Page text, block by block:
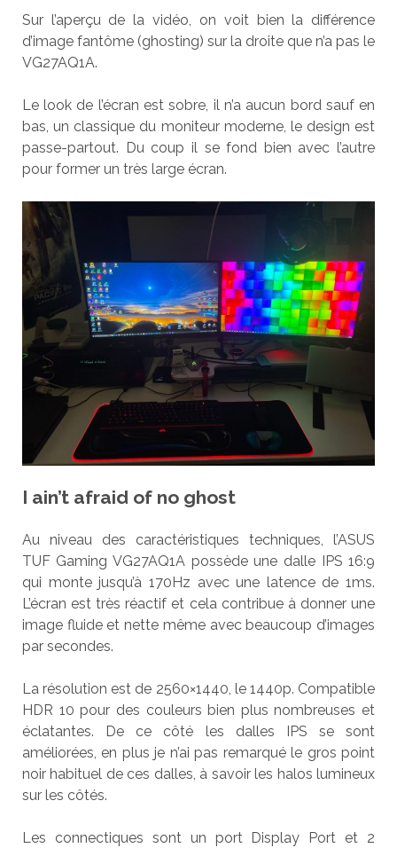
Sur l’aperçu de la vidéo, on voit bien la différence
d’image fantôme (ghosting) sur la droite que n’a pas le
VG27AQ1A.
Le look de l’écran est sobre, il n’a aucun bord sauf en
bas, un classique du moniteur moderne, le design est
passe-partout. Du coup il se fond bien avec l’autre
pour former un très large écran.
I ain’t afraid of no ghost
Au niveau des caractéristiques techniques, l’ASUS
TUF Gaming VG27AQ1A possède une dalle IPS 16:9
qui monte jusqu’à 170Hz avec une latence de 1ms.
L’écran est très réactif et cela contribue à donner une
image fluide et nette même avec beaucoup d’images
par secondes.
La résolution est de 2560×1440, le 1440p. Compatible
HDR 10 pour des couleurs bien plus nombreuses et
éclatantes. De ce côté les dalles IPS se sont
améliorées, en plus je n’ai pas remarqué le gros point
noir habituel de ces dalles, à savoir les halos lumineux
sur les côtés.
Les connectiques sont un port Display Port et 2